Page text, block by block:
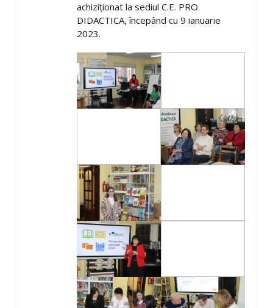
achiziționat la sediul C.E. PRO
DIDACTICA, începând cu 9 ianuarie
2023.